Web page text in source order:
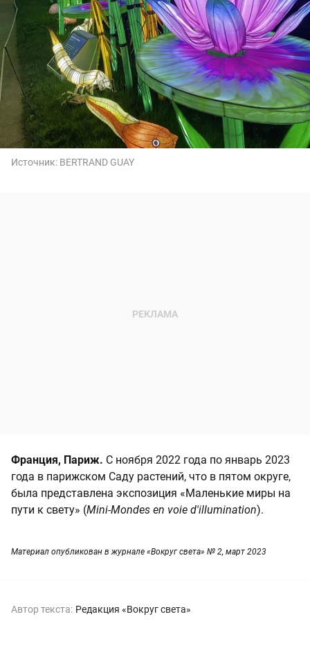
Источник: BERTRAND GUAY
Франция, Париж. С ноября 2022 года по январь 2023
года в парижском Саду растений, что в пятом округе,
была представлена экспозиция «Маленькие миры на
пути к свету» (Mini-Mondes en voie d'illumination).
Материал опубликован в журнале «Вокруг света» № 2, март 2023
Автор текста: Редакция «Вокруг света»